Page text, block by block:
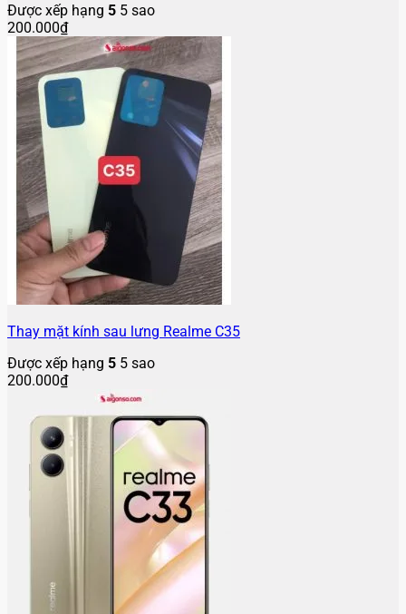
Được xếp hạng 5 5 sao
200.000₫
Thay mặt kính sau lưng Realme C35
Được xếp hạng 5 5 sao
200.000₫